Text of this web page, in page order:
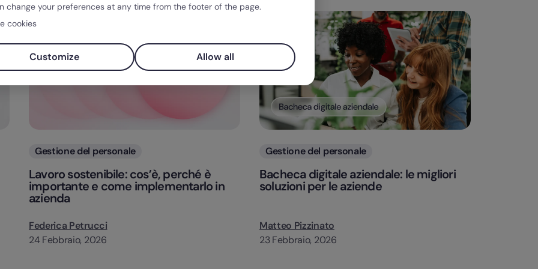
Categorie
Gestione del personale
Lavoro sostenibile: cos’è, perché è
importante e come implementarlo in
azienda
Federica Petrucci
24 Febbraio, 2026
Categorie
Gestione del personale
Bacheca digitale aziendale: le migliori
soluzioni per le aziende
Matteo Pizzinato
23 Febbraio, 2026
change your preferences at any time from the footer of the page.
cookies
Customize Allow all